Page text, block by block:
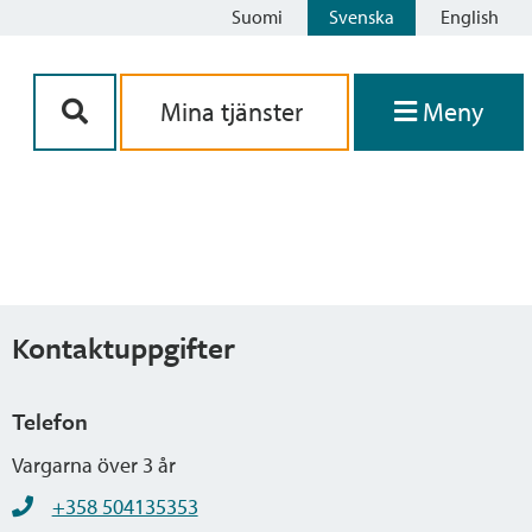
Suomi Svenska English
Mina tjänster Meny
Kontaktuppgifter
Telefon
Vargarna över 3 år
+358 504135353